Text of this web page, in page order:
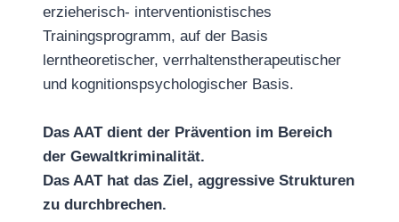
erzieherisch- interventionistisches
Trainingsprogramm, auf der Basis
lerntheoretischer, verrhaltenstherapeutischer
und kognitionspsychologischer Basis.
Das AAT dient der Prävention im Bereich
der Gewaltkriminalität.
Das AAT hat das Ziel, aggressive Strukturen
zu durchbrechen.